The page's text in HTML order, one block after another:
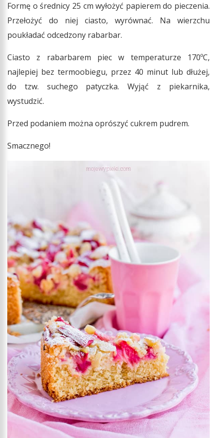
Formę o średnicy 25 cm wyłożyć papierem do pieczenia.
Przełożyć do niej ciasto, wyrównać. Na wierzchu
poukładać odcedzony rabarbar.
Ciasto z rabarbarem piec w temperaturze 170ºC,
najlepiej bez termoobiegu, przez 40 minut lub dłużej,
do tzw. suchego patyczka. Wyjąć z piekarnika,
wystudzić.
Przed podaniem można oprószyć cukrem pudrem.
Smacznego!